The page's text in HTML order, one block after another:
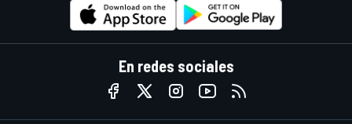
En redes sociales